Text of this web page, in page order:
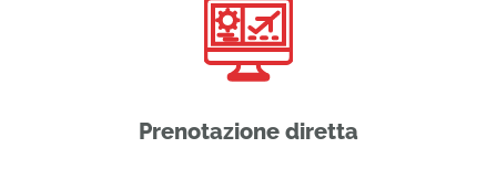
Prenotazione diretta